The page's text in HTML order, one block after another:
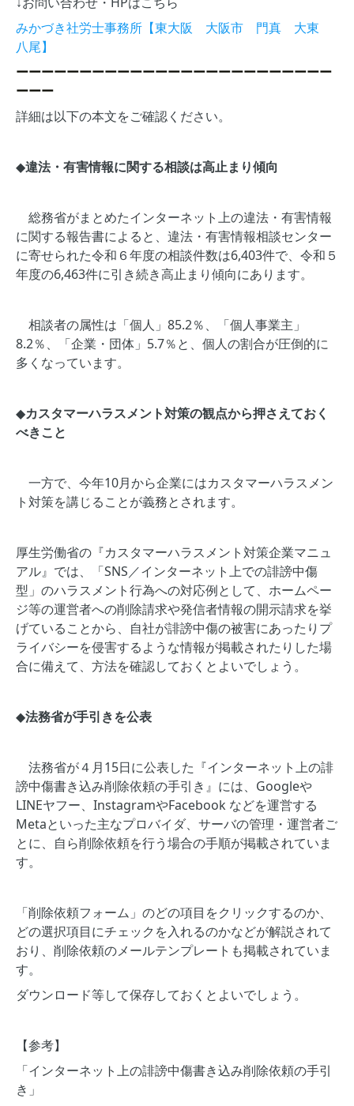
みかづき社労士事務所【東大阪 大阪市 門真 大東
八尾】
ーーーーーーーーーーーーーーーーーーーーーーーーー
ーーー
詳細は以下の本文をご確認ください。
◆違法・有害情報に関する相談は高止まり傾向
総務省がまとめたインターネット上の違法・有害情報
に関する報告書によると、違法・有害情報相談センター
に寄せられた令和６年度の相談件数は6,403件で、令和５
年度の6,463件に引き続き高止まり傾向にあります。
相談者の属性は「個人」85.2％、「個人事業主」
8.2％、「企業・団体」5.7％と、個人の割合が圧倒的に
多くなっています。
◆カスタマーハラスメント対策の観点から押さえておく
べきこと
一方で、今年10月から企業にはカスタマーハラスメン
ト対策を講じることが義務とされます。
厚生労働省の『カスタマーハラスメント対策企業マニュ
アル』では、「SNS／インターネット上での誹謗中傷
型」のハラスメント行為への対応例として、ホームペー
ジ等の運営者への削除請求や発信者情報の開示請求を挙
げていることから、自社が誹謗中傷の被害にあったりプ
ライバシーを侵害するような情報が掲載されたりした場
合に備えて、方法を確認しておくとよいでしょう。
◆法務省が手引きを公表
法務省が４月15日に公表した『インターネット上の誹
謗中傷書き込み削除依頼の手引き』には、Googleや
LINEヤフー、InstagramやFacebook などを運営する
Metaといった主なプロバイダ、サーバの管理・運営者ご
とに、自ら削除依頼を行う場合の手順が掲載されていま
す。
「削除依頼フォーム」のどの項目をクリックするのか、
どの選択項目にチェックを入れるのかなどが解説されて
おり、削除依頼のメールテンプレートも掲載されていま
す。
ダウンロード等して保存しておくとよいでしょう。
【参考】
「インターネット上の誹謗中傷書き込み削除依頼の手引
き」